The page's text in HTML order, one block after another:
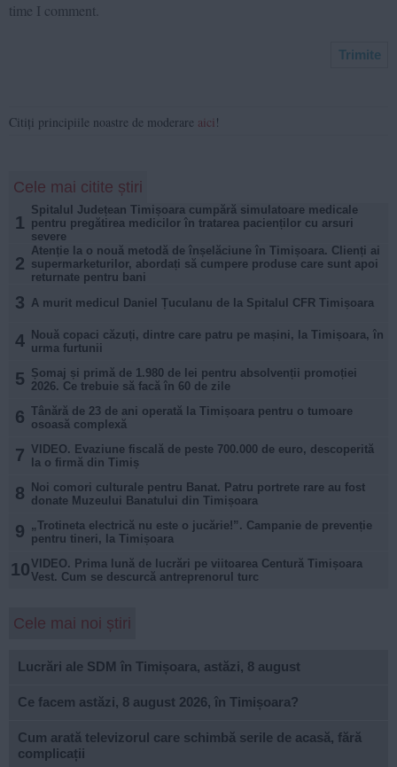
time I comment.
Citiți principiile noastre de moderare aici !
Cele mai citite știri
1
Spitalul Județean Timișoara cumpără simulatoare medicale
pentru pregătirea medicilor în tratarea pacienților cu arsuri
severe
2
Atenție la o nouă metodă de înșelăciune în Timișoara. Clienți ai
supermarketurilor, abordați să cumpere produse care sunt apoi
returnate pentru bani
3 A murit medicul Daniel Țuculanu de la Spitalul CFR Timișoara
4
Nouă copaci căzuți, dintre care patru pe mașini, la Timișoara, în
urma furtunii
5 Șomaj și primă de 1.980 de lei pentru absolvenții promoției
2026. Ce trebuie să facă în 60 de zile
6 Tânără de 23 de ani operată la Timișoara pentru o tumoare
osoasă complexă
7 VIDEO. Evaziune fiscală de peste 700.000 de euro, descoperită
la o firmă din Timiș
8
Noi comori culturale pentru Banat. Patru portrete rare au fost
donate Muzeului Banatului din Timișoara
9 „Trotineta electrică nu este o jucărie!”. Campanie de prevenție
pentru tineri, la Timișoara
10VIDEO. Prima lună de lucrări pe viitoarea Centură Timișoara
Vest. Cum se descurcă antreprenorul turc
Cele mai noi știri
Lucrări ale SDM în Timișoara, astăzi, 8 august
Ce facem astăzi, 8 august 2026, în Timișoara?
Cum arată televizorul care schimbă serile de acasă, fără
complicații